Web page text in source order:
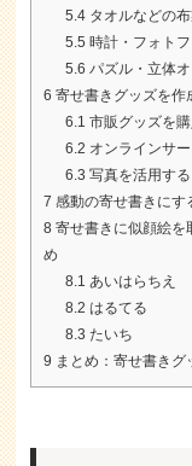
5.4 タオルなどの
5.5 時計・フォト
5.6 パズル・立体
6 寄せ書きグッズを作
6.1 市販グッズを
6.2 オンラインサ
6.3 写真を活用する
7 感動の寄せ書きにす
8 寄せ書きに似顔絵を
め
8.1 あいはらちえ
8.2 はるてる
8.3 たいち
9 まとめ：寄せ書きグ